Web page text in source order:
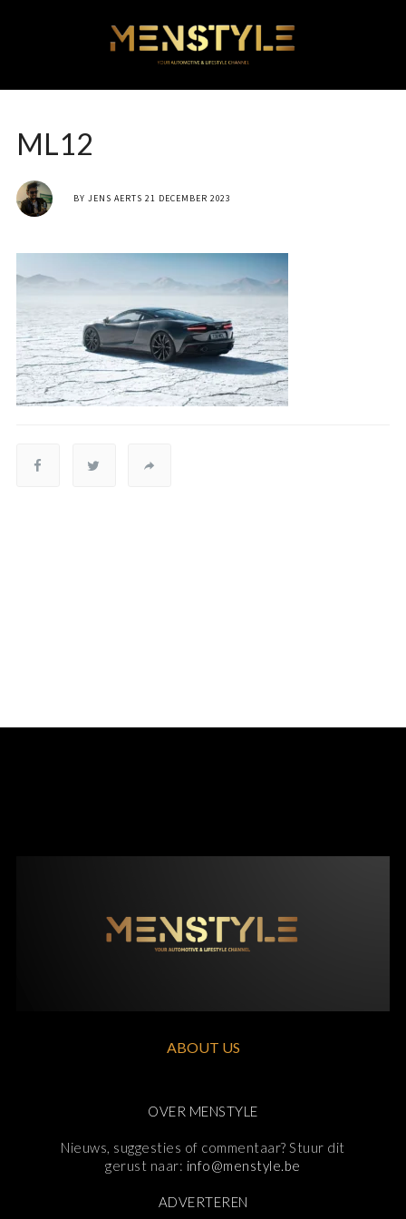
ML12
BY JENS AERTS 21 DECEMBER 2023
ABOUT US
OVER MENSTYLE
Nieuws, suggesties of commentaar? Stuur dit
gerust naar: info@menstyle.be
ADVERTEREN